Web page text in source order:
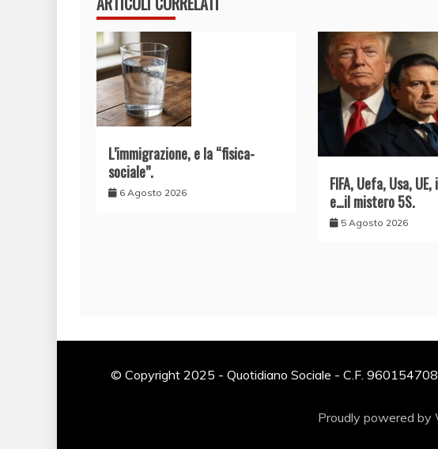
L’immigrazione, e la “fisica-
sociale”.
6 Agosto 2026
FIFA, Uefa, Usa,
e…il mistero 5S.
5 Agosto 2026
© Copyright 2025 - Quotidiano Sociale - C.F.
Proudly powered by